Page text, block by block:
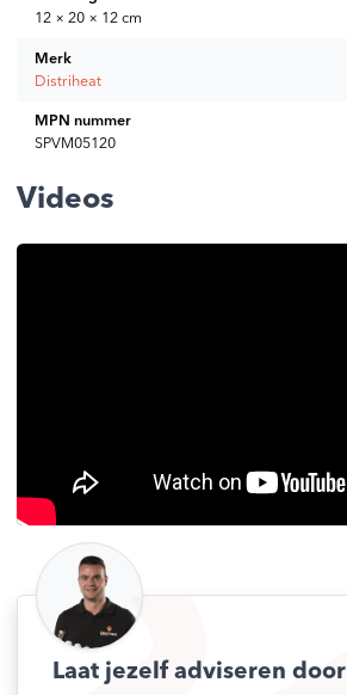
12 × 20 × 12 cm
Merk
Distriheat
MPN nummer
SPVM05120
Videos
Laat jezelf adviseren door